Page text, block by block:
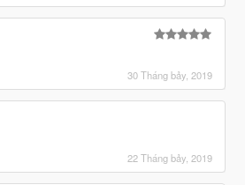
30 Tháng bảy, 2019
22 Tháng bảy, 2019